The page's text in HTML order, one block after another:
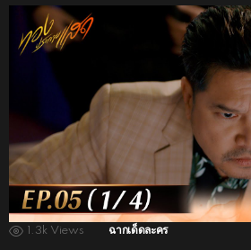
1.3k Views ฉากเด็ดละคร